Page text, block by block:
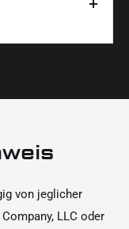
und
Tagen
von jeglicher
LLC oder